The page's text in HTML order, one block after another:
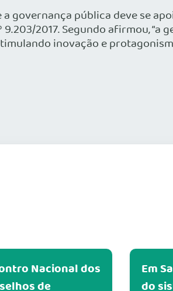
governança pública deve se
2017. Segundo afirmou, “a
inovação e
Nacional dos
de
Em
do